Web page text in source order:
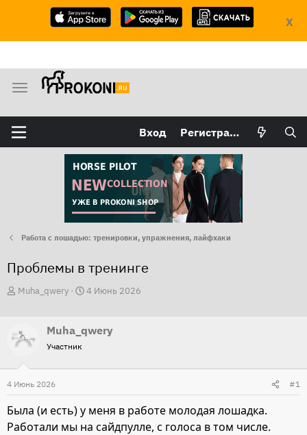
X
М
н
ю
Вход Регистрация
Работа с лошадью: тренировки, упражнения, лайфхаки
Проблемы в тренинге
А
о
т
е
ы
Muha_qwery
Д
а
а
4 Июнь 2026
Muha_qwery
Участник
4 Июнь 2026 #1
Была (и есть) у меня в работе молодая лошадка.
Работали мы на сайдпулле, с голоса в том числе.